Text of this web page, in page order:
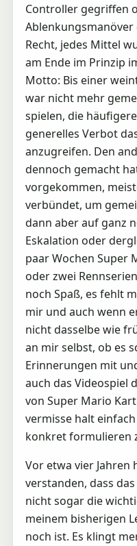
Controller gegriffen
Recht, jedes Mittel
am Ende im Prinzip
Motto: Bis einer
war nicht mehr
spielen, die
generelles Verbot
anzugreifen. Den
dennoch gemacht
vorgekommen,
verbündet, um
dann aber auf ganz
Eskalation oder
paar Wochen Super
oder zwei
noch Spaß, es fehlt
mir und auch wenn
nicht dasselbe wie
an mir selbst, ob es
Erinnerungen mit
auch das Videospiel
von Super Mario
vermisse halt
konkret formulieren
Vor etwa vier Jahren
verstanden, dass
nicht sogar die
meinem bisherigen
noch ist. Es klingt